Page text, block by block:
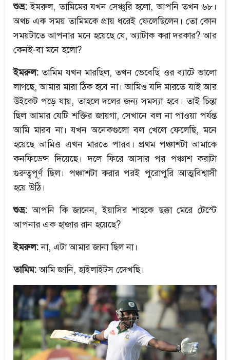
শুভ্র: ইমরুল, তামিমের যখন সেঞ্চুরি হলো, আপনি তখন ৬৮।
অথচ এক সময় তামিমকে প্রায় ধরেই ফেলেছিলেন। তো কোন
সময়টাতে আপনার মনে হয়েছে যে, অ্যাটাক করা দরকার? আর
কেনই-বা মনে হলো?
ইমরুল: তামিম যখন মারছিল, তখন ভেবেছি ওর ব্যাটে ভালো
লাগছে, আমার মারা ঠিক হবে না। আমিও যদি মারতে যাই আর
উইকেট পড়ে যায়, তাহলে দলের জন্য সমস্যা হবে। তাই চিন্তা
ছিল আমার যেটি শক্তির জায়গা, সেখানে বল না পাওয়া পর্যন্ত
আমি মারব না। যখন অনেকগুলো বল খেলে ফেলেছি, মনে
হয়েছে আমিও এখন মারতে পারব। প্রথম পঞ্চাশটা আমাকে
কনফিডেন্স দিয়েছে। দলে ফিরে আসার পর পঞ্চাশ করাটা
গুরুত্বপূর্ণ ছিল। পঞ্চাশটা করার পরই পুরোপুরি আত্মবিশ্বাসী
হয়ে উঠি।
শুভ্র: আপনি কি জানেন, ইয়াসির শাহকে ছক্কা মেরে টেস্টে
আপনার এক হাজার রান হয়েছে?
ইমরুল:না, এটা আমার জানা ছিল না।
তামিম:আমি জানি, হাইলাইটস দেেখছি।